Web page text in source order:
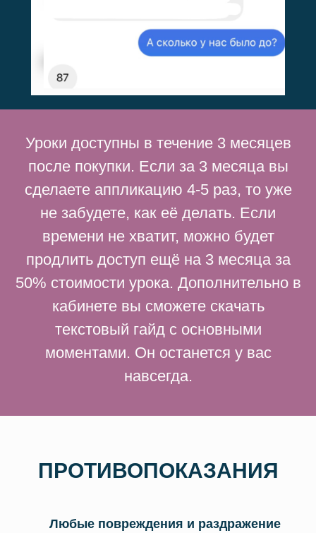
Уроки доступны в течение 3 месяцев
после покупки. Если за 3 месяца вы
сделаете аппликацию 4-5 раз, то уже
не забудете, как её делать. Если
времени не хватит, можно будет
продлить доступ ещё на 3 месяца за
50% стоимости урока. Дополнительно в
кабинете вы сможете скачать
текстовый гайд с основными
моментами. Он останется у вас
навсегда.
ПРОТИВОПОКАЗАНИЯ
Любые повреждения и раздражение